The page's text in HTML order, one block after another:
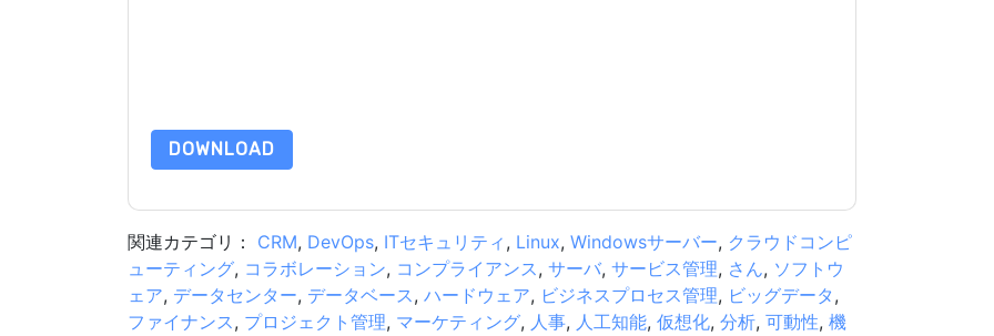
DOWNLOAD
関連カテゴリ： CRM, DevOps, ITセキュリティ , Linux, Windowsサーバー, クラウドコンピ
ューティング, コラボレーション, コンプライアンス, サーバ, サービス管理, さん, ソフトウ
ェア, データセンター, データベース, ハードウェア, ビジネスプロセス管理, ビッグデータ ,
ファイナンス, プロジェクト管理, マーケティング, 人事, 人工知能, 仮想化, 分析, 可動性, 機